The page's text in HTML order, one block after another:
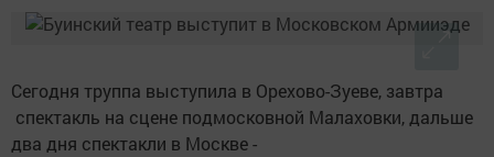
Сегодня труппа выступила в Орехово-Зуеве, завтра
спектакль на сцене подмосковной Малаховки, дальше
два дня спектакли в Москве -